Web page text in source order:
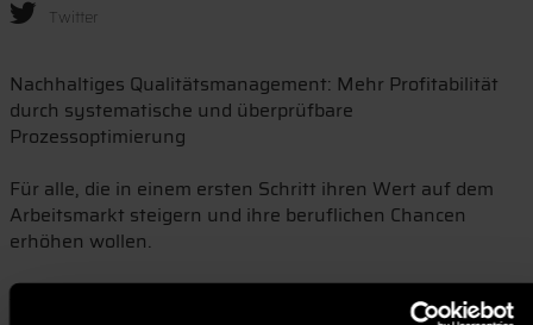
Twitter
Nachhaltiges Qualitätsmanagement: Mehr Profitabilität
durch systematische und überprüfbare
Prozessoptimierung
Für alle, die in einem ersten Schritt ihren Wert auf dem
Arbeitsmarkt steigern und ihre beruflichen Chancen
erhöhen wollen.
Als Yellow Belt sind Sie: